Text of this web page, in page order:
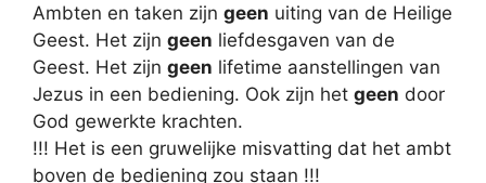
Ambten en taken zijn geen uiting van de Heilige
Geest. Het zijn geen liefdesgaven van de
Geest. Het zijn geen lifetime aanstellingen van
Jezus in een bediening. Ook zijn het geen door
God gewerkte krachten.
!!! Het is een gruwelijke misvatting dat het ambt
boven de bediening zou staan !!!